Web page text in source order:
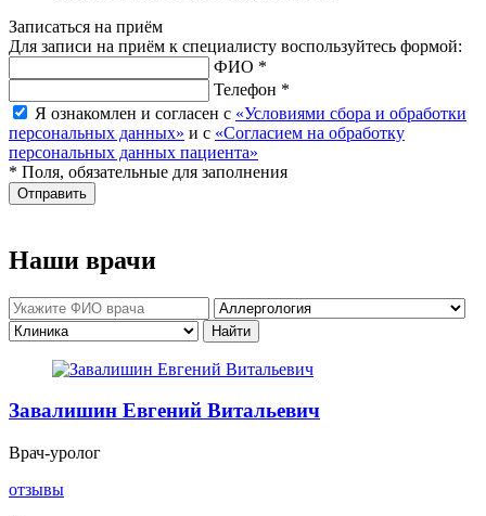
Записаться на приём
Для записи на приём к специалисту воспользуйтесь формой:
ФИО *
Телефон *
Я ознакомлен и согласен с «Условиями сбора и обработки
персональных данных» и с «Согласием на обработку
персональных данных пациента»
* Поля, обязательные для заполнения
Отправить
Наши врачи
Завалишин Евгений Витальевич
Врач-уролог
отзывы